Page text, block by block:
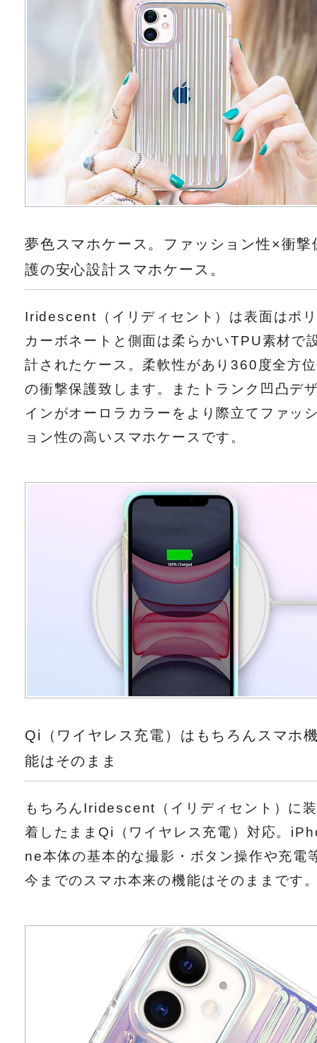
夢色スマホケース。ファッション性×衝撃
護の安心設計スマホケース。
Iridescent（イリディセント）は表面はポリ
カーボネートと側面は柔らかいTPU素材で
計されたケース。柔軟性があり360度全方位
の衝撃保護致します。またトランク凹凸デ
インがオーロラカラーをより際立てファッ
ョン性の高いスマホケースです。
Qi（ワイヤレス充電）はもちろんスマホ
能はそのまま
もちろんIridescent（イリディセント）に装
着したままQi（ワイヤレス充電）対応。
ne本体の基本的な撮影・ボタン操作や充電
今までのスマホ本来の機能はそのままです